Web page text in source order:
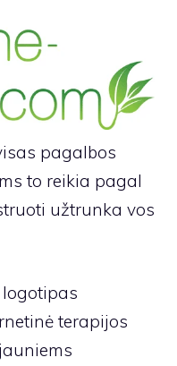
pagalbos
to reikia pagal
užtrunka vos
terapijos